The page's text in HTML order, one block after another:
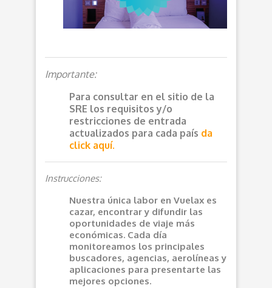
Importante:
Para consultar en el sitio de la
SRE los requisitos y/o
restricciones de entrada
actualizados para cada país da
click aquí.
Instrucciones:
Nuestra única labor en Vuelax es
cazar, encontrar y difundir las
oportunidades de viaje más
económicas. Cada día
monitoreamos los principales
buscadores, agencias, aerolíneas y
aplicaciones para presentarte las
mejores opciones.